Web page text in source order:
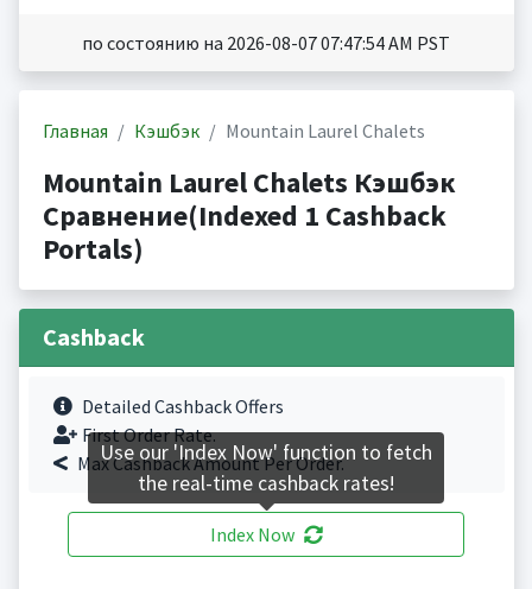
по состоянию на 2026-08-07 07:47:54 AM PST
Главная Кэшбэк Mountain Laurel Chalets
Mountain Laurel Chalets Кэшбэк
Сравнение(Indexed 1 Cashback
Portals)
Cashback
Detailed Cashback Offers
First Order Rate.
Max Cashback Amount Per Order.
Index Now
Use our 'Index Now' function to fetch
the real-time cashback rates!